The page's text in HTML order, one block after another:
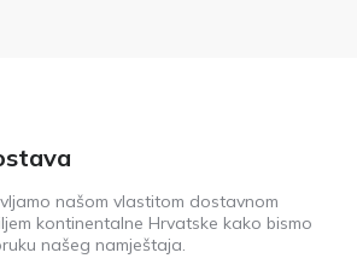
našom vlastitom dostavnom
kontinentalne Hrvatske kako bismo
našeg namještaja.